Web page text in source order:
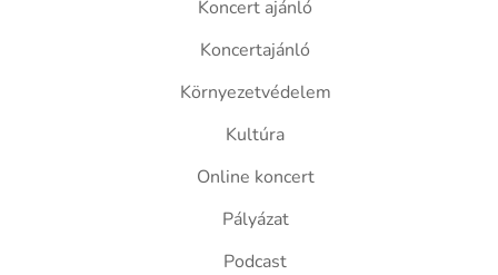
Koncert ajánló
Koncertajánló
Környezetvédelem
Kultúra
Online koncert
Pályázat
Podcast